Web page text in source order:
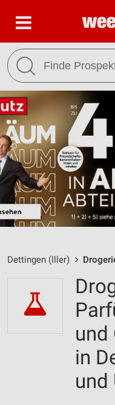
Dettingen (Iller) Drogerie
und
in
und